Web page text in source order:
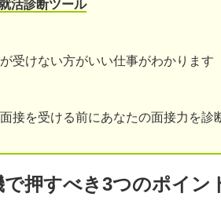
活診断ツール
受けない方がいい仕事がわかります
接を受ける前にあなたの面接力を診
で押すべき3つのポイン